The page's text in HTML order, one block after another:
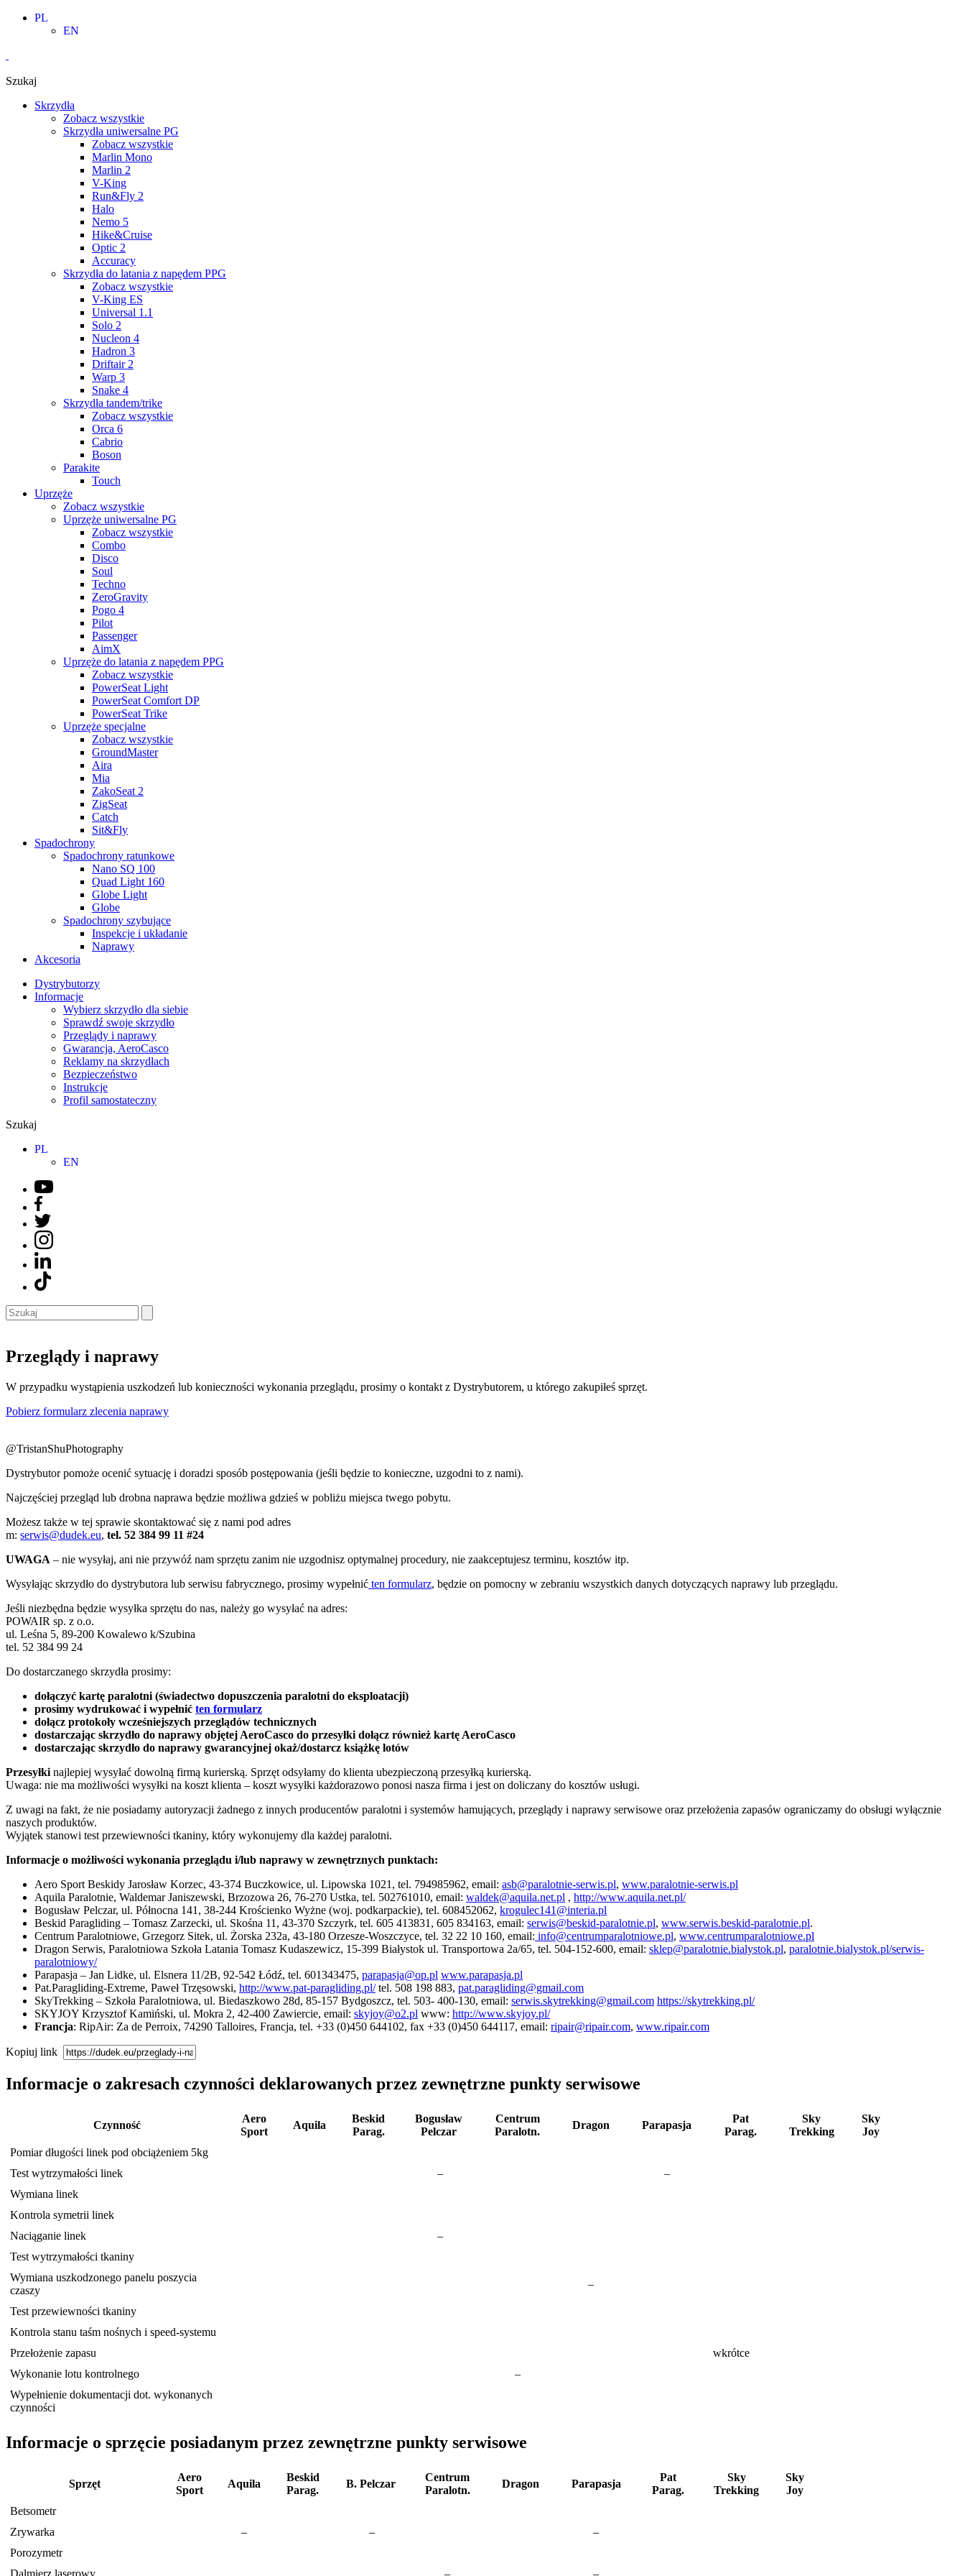
Skip
PL
EN
Szukaj
Skrzydła
Zobacz wszystkie
Skrzydła uniwersalne PG
Zobacz wszystkie
Marlin Mono
Marlin 2
V-King
Run&Fly 2
Halo
Nemo 5
Hike&Cruise
Optic 2
Accuracy
Skrzydła do latania z napędem PPG
Zobacz wszystkie
V-King ES
Universal 1.1
Solo 2
Nucleon 4
Hadron 3
Driftair 2
Warp 3
Snake 4
Skrzydła tandem/trike
Zobacz wszystkie
Orca 6
Cabrio
Boson
Parakite
Touch
Uprzęże
Zobacz wszystkie
Uprzęże uniwersalne PG
Zobacz wszystkie
Combo
Disco
Soul
Techno
ZeroGravity
Pogo 4
Pilot
Passenger
AimX
Uprzęże do latania z napędem PPG
Zobacz wszystkie
PowerSeat Light
PowerSeat Comfort DP
PowerSeat Trike
Uprzęże specjalne
Zobacz wszystkie
GroundMaster
Aira
Mia
ZakoSeat 2
ZigSeat
Catch
Sit&Fly
Spadochrony
Spadochrony ratunkowe
Nano SQ 100
Quad Light 160
Globe Light
Globe
Spadochrony szybujące
Inspekcje i układanie
Naprawy
Akcesoria
Dystrybutorzy
Informacje
Wybierz skrzydło dla siebie
Sprawdź swoje skrzydło
Przeglądy i naprawy
Gwarancja, AeroCasco
Reklamy na skrzydłach
Bezpieczeństwo
Instrukcje
Profil samostateczny
Szukaj
PL
EN
Przeglądy i naprawy
W przypadku wystąpienia uszkodzeń lub konieczności wykonania przeglądu, prosimy o kontakt z Dystrybutorem, u którego zakupiłeś sprzęt.
Pobierz formularz zlecenia naprawy
@TristanShuPhotography
Dystrybutor pomoże ocenić sytuację i doradzi sposób postępowania (jeśli będzie to konieczne, uzgodni to z nami).
Najczęściej przegląd lub drobna naprawa będzie możliwa gdzieś w pobliżu miejsca twego pobytu.
Możesz także w tej sprawie skontaktować się z nami pod adres
m: serwis@dudek.eu, tel. 52 384 99 11 #24
UWAGA – nie wysyłaj, ani nie przywóź nam sprzętu zanim nie uzgodnisz optymalnej procedury, nie zaakceptujesz terminu, kosztów itp.
Wysyłając skrzydło do dystrybutora lub serwisu fabrycznego, prosimy wypełnić ten formularz, będzie on pomocny w zebraniu wszystkich danych dotyczących naprawy lub przeglądu.
Jeśli niezbędna będzie wysyłka sprzętu do nas, należy go wysyłać na adres:
POWAIR sp. z o.o.
ul. Leśna 5, 89-200 Kowalewo k/Szubina
tel. 52 384 99 24
Do dostarczanego skrzydła prosimy:
dołączyć kartę paralotni (świadectwo dopuszczenia paralotni do eksploatacji)
prosimy wydrukować i wypełnić ten formularz
dołącz protokoły wcześniejszych przeglądów technicznych
dostarczając skrzydło do naprawy objętej AeroCasco do przesyłki dołącz również kartę AeroCasco
dostarczając skrzydło do naprawy gwarancyjnej okaż/dostarcz książkę lotów
Przesyłki najlepiej wysyłać dowolną firmą kurierską. Sprzęt odsyłamy do klienta ubezpieczoną przesyłką kurierską.
Uwaga: nie ma możliwości wysyłki na koszt klienta – koszt wysyłki każdorazowo ponosi nasza firma i jest on doliczany do kosztów usługi.
Z uwagi na fakt, że nie posiadamy autoryzacji żadnego z innych producentów paralotni i systemów hamujących, przeglądy i naprawy serwisowe oraz przełożenia zapasów ograniczamy do obsługi wyłącznie
naszych produktów.
Wyjątek stanowi test przewiewności tkaniny, który wykonujemy dla każdej paralotni.
Informacje o możliwości wykonania przeglądu i/lub naprawy w zewnętrznych punktach:
Aero Sport Beskidy Jarosław Korzec, 43-374 Buczkowice, ul. Lipowska 1021, tel. 794985962, email: asb@paralotnie-serwis.pl, www.paralotnie-serwis.pl
Aquila Paralotnie, Waldemar Janiszewski, Brzozowa 26, 76-270 Ustka, tel. 502761010, email: waldek@aquila.net.pl , http://www.aquila.net.pl/
Bogusław Pelczar, ul. Północna 141, 38-244 Krościenko Wyżne (woj. podkarpackie), tel. 608452062, krogulec141@interia.pl
Beskid Paragliding – Tomasz Zarzecki, ul. Skośna 11, 43-370 Szczyrk, tel. 605 413831, 605 834163, email: serwis@beskid-paralotnie.pl, www.serwis.beskid-paralotnie.pl.
Centrum Paralotniowe, Grzegorz Sitek, ul. Żorska 232a, 43-180 Orzesze-Woszczyce, tel. 32 22 10 160, email: info@centrumparalotniowe.pl, www.centrumparalotniowe.pl
Dragon Serwis, Paralotniowa Szkoła Latania Tomasz Kudaszewicz, 15-399 Białystok ul. Transportowa 2a/65, tel. 504-152-600, email: sklep@paralotnie.bialystok.pl, paralotnie.bialystok.pl/serwis-
paralotniowy/
Parapasja – Jan Lidke, ul. Elsnera 11/2B, 92-542 Łódź, tel. 601343475, parapasja@op.pl www.parapasja.pl
Pat.Paragliding-Extreme, Paweł Trzęsowski, http://www.pat-paragliding.pl/tel. 508 198 883, pat.paragliding@gmail.com
SkyTrekking – Szkoła Paralotniowa, ul. Biedaszkowo 28d, 85-157 Bydgoszcz, tel. 503- 400-130, email: serwis.skytrekking@gmail.com https://skytrekking.pl/
SKYJOY Krzysztof Kamiński, ul. Mokra 2, 42-400 Zawiercie, email: skyjoy@o2.pl www: http://www.skyjoy.pl/
Francja: RipAir: Za de Perroix, 74290 Talloires, Francja, tel. +33 (0)450 644102, fax +33 (0)450 644117, email: ripair@ripair.com, www.ripair.com
Kopiuj link
Informacje o zakresach czynności deklarowanych przez zewnętrzne punkty serwisowe
Czynność
Aero
Sport
Aquila
Beskid
Parag.
Bogusław
Pelczar
Centrum
Paralotn.
Dragon Parapasja
Pat
Parag.
Sky
Trekking
Sky
Joy
Pomiar długości linek pod obciążeniem 5kg
Test wytrzymałości linek
–
–
Wymiana linek
Kontrola symetrii linek
Naciąganie linek
–
Test wytrzymałości tkaniny
Wymiana uszkodzonego panelu poszycia
czaszy
–
Test przewiewności tkaniny
Kontrola stanu taśm nośnych i speed-systemu
Przełożenie zapasu
wkrótce
Wykonanie lotu kontrolnego
–
Wypełnienie dokumentacji dot. wykonanych
czynności
Informacje o sprzęcie posiadanym przez zewnętrzne punkty serwisowe
Sprzęt
Aero
Sport
Aquila
Beskid
Parag.
B. Pelczar
Centrum
Paralotn.
Dragon Parapasja
Pat
Parag.
Sky
Trekking
Sky
Joy
Betsometr
Zrywarka
– –
–
Porozymetr
Dalmierz laserowy
– –